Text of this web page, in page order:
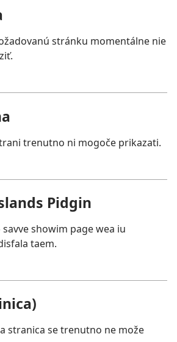
stránku momentálne nie
trenutno ni mogoče prikazati.
Pidgin
showim page wea iu
taem.
stranica se trenutno ne može